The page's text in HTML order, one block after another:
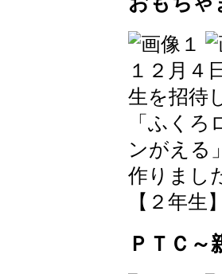
１２月４
生を招待
「ふく
ンがえる
作りまし
【２年生
ＰＴＣ